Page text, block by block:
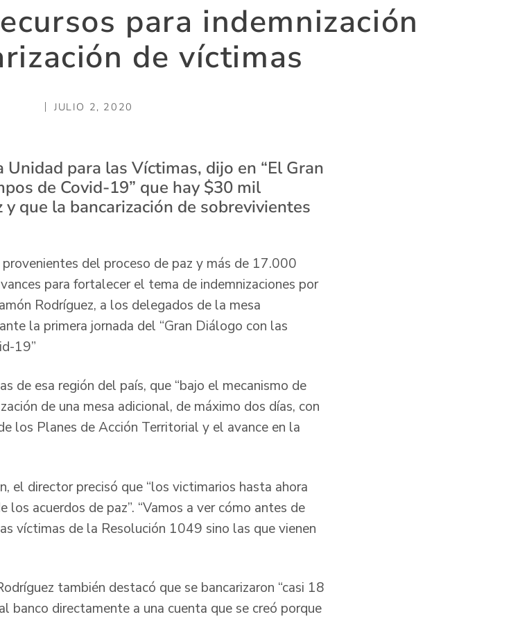
para indemnización
de víctimas
JULIO 2, 2020
para las Víctimas, dijo en “El Gran
de Covid-19” que hay $30 mil
que la bancarización de sobrevivientes
del proceso de paz y más de 17.000
para fortalecer el tema de indemnizaciones por
Rodríguez, a los delegados de la mesa
la primera jornada del “Gran Diálogo con las
19”
de esa región del país, que “bajo el mecanismo de
de una mesa adicional, de máximo dos días, con
los Planes de Acción Territorial y el avance en la
el director precisó que “los victimarios hasta ahora
acuerdos de paz”. “Vamos a ver cómo antes de
víctimas de la Resolución 1049 sino las que vienen
también destacó que se bancarizaron “casi 18
directamente a una cuenta que se creó porque